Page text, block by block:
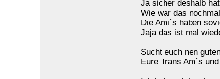
Ja sicher deshalb
Wie war das
Die Ami´s haben
Jaja das ist mal
Sucht euch nen
Eure Trans Am´s